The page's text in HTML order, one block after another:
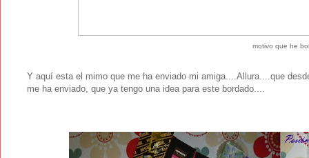
motivo que he
Y aquí esta el mimo que me ha enviado mi amiga....Allura....que
me ha enviado, que ya tengo una idea para este bordado....